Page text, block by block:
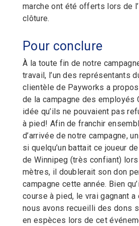
marche ont été offerts lors de
clôture.
Pour conclure
À la toute fin de notre
travail, l’un des représentants
clientèle de Payworks a
de la campagne des employés
idée qu’ils ne pouvaient pas
à pied! Afin de franchir
d’arrivée de notre campagne,
si quelqu’un battait ce joueur
de Winnipeg (très confiant) lors
mètres, il doublerait son don
campagne cette année. Bien
course à pied, le vrai gagnant a
nous avons recueilli des dons
en espèces lors de cet